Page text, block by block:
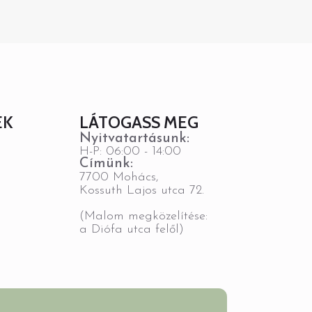
LÁTOGASS MEG
Nyitvatartásunk:
H-P: 06:00 - 14:00
Címünk:
7700 Mohács,
Kossuth Lajos utca 72.
(Malom megközelítése:
a Diófa utca felől)